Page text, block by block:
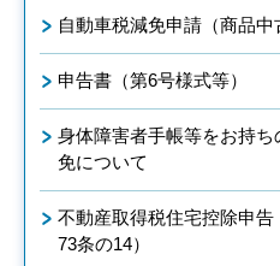
自動車税減免申請（商品中
申告書（第6号様式等）
身体障害者手帳等をお持
免について
不動産取得税住宅控除申
73条の14）